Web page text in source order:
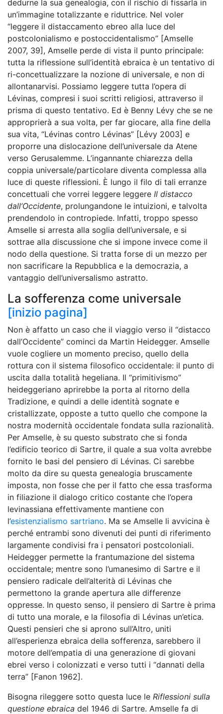
dedurne la sua genealogia, con il rischio di fissarla in
un’immagine totalizzante e riduttrice. Nel voler
“leggere il distaccamento ebreo alla luce del
postcolonialismo e postoccidentalismo” [Amselle
2007, 39], Amselle perde di vista il punto principale:
tutta la riflessione sull’identità ebraica è un tentativo di
ri-concettualizzare la nozione di universale, e non di
allontanarvisi. Possiamo leggere tutta l’opera di
Lévinas, compresi i suoi scritti religiosi, attraverso il
prisma di questo tentativo. Ed è Benny Lévy che se ne
approprierà a sua volta, per far giocare, alla fine della
sua vita, “Lévinas contro Lévinas” [Lévy 2003] e
proporre una dislocazione dell’universale da Atene
verso Gerusalemme. L’ingannante chiarezza della
coppia universale/particolare diventa complessa alla
luce di queste riflessioni. È lungo il filo di tali erranze
concettuali che vorrei leggere leggere Il distacco
dall’Occidente, prolungandone le intuizioni, e talvolta
prendendolo in contropiede. Infatti, troppo spesso
Amselle si arresta alla soglia dell’universale, e si
sottrae alla discussione che si impone invece come il
nodo della questione. Si tratta forse di un mezzo per
non sacrificare la Repubblica e la democrazia, a
vantaggio dell’universalismo astratto.
La sofferenza come universale
[inizio pagina]
Non è affatto un caso che il viaggio verso il “distacco
dall’Occidente” cominci da Martin Heidegger. Amselle
vuole cogliere un momento preciso, quello della
rottura con il sistema filosofico occidentale: il punto di
uscita dalla totalità hegeliana. Il “primitivismo”
heideggeriano aprirebbe la porta al ritorno della
Tradizione, e quindi a delle identità sognate e
cristallizzate, opposte a tutto quello che compone la
nostra modernità occidentale fondata sulla razionalità.
Per Amselle, è su questo substrato che si fonda
l’edificio teorico di Sartre, il quale a sua volta avrebbe
fornito le basi del pensiero di Lévinas. Ci sarebbe
molto da dire su questa genealogia bruscamente
imposta, non fosse che per il fatto che essa trasforma
in filiazione il dialogo critico costante che l’opera
levinassiana effettivamente mantiene con
l’esistenzialismo sartriano. Ma se Amselle li avvicina è
perché entrambi sono divenuti dei punti di riferimento
largamente condivisi fra i pensatori postcoloniali.
Heidegger permette la frantumazione del sistema
occidentale; mentre sono l’umanesimo di Sartre e il
pensiero radicale dell’alterità di Lévinas che
permettono la grande apertura alle differenze
oppresse. In questo senso, il pensiero di Sartre è prima
di tutto una morale, e la filosofia di Lévinas un’etica.
Questi pensieri che si aprono sull’Altro, uniti
all’esperienza ebraica della sofferenza, sarebbero il
motore dell’empatia di una generazione di giovani
ebrei verso i colonizzati e verso tutti i “dannati della
terra” [Fanon 1962].
Bisogna rileggere sotto questa luce le Riflessioni sulla
questione ebraica del 1946 di Sartre. Amselle fa di